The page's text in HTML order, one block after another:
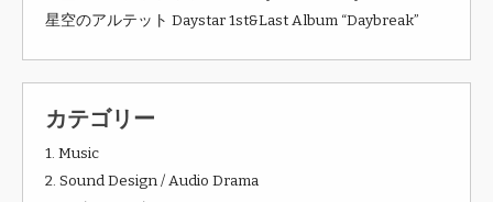
星空のアルテット Daystar 1st&Last Album “Daybreak”
カテゴリー
1. Music
2. Sound Design / Audio Drama